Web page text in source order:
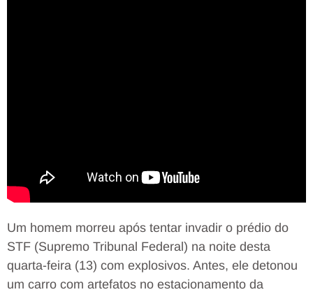
Um homem morreu após tentar invadir o prédio do
STF (Supremo Tribunal Federal) na noite desta
quarta-feira (13) com explosivos. Antes, ele detonou
um carro com artefatos no estacionamento da